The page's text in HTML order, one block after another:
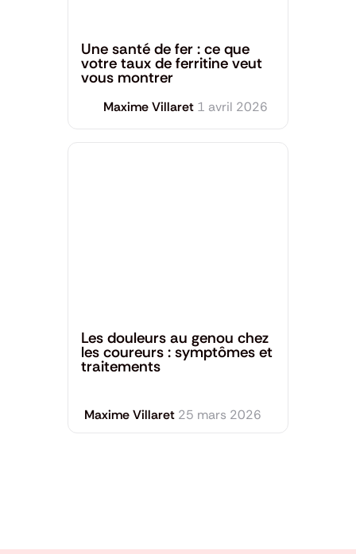
Une santé de fer : ce que
votre taux de ferritine veut
vous montrer
Maxime Villaret 1 avril 2026
Les douleurs au genou chez
les coureurs : symptômes et
traitements
Maxime Villaret 25 mars 2026